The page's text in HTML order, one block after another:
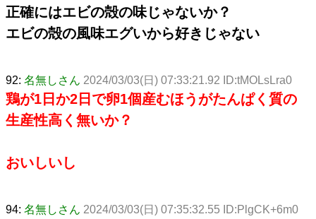
正確にはエビの殻の味じゃないか？
エビの殻の風味エグいから好きじゃない
92: 名無しさん 2024/03/03(日) 07:33:21.92 ID:tMOLsLra0
鶏が1日か2日で卵1個産むほうがたんぱく質の
生産性高く無いか？
おいしいし
94: 名無しさん 2024/03/03(日) 07:35:32.55 ID:PlgCK+6m0